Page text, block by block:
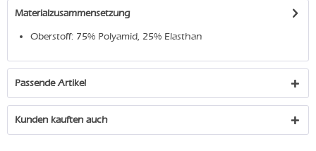
Materialzusammensetzung
Oberstoff: 75% Polyamid, 25% Elasthan
Passende Artikel
Kunden kauften auch